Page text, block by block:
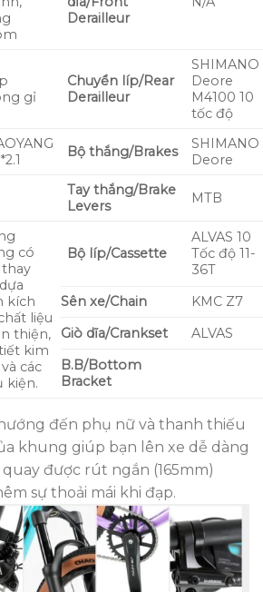
Derailleur
gỉ
Chuyển líp/Rear
Derailleur
SHIMANO
Deore
M4100 10
tốc độ
Bộ thắng/Brakes
SHIMANO
Deore
Tay thắng/Brake
Levers
MTB
có
kích
liệu
thiện,
kim
các
kiện.
Bộ líp/Cassette
ALVAS 10
Tốc độ 11-
36T
Sên xe/Chain
KMC Z7
Giò dĩa/Crankset
ALVAS
B.B/Bottom
Bracket
đến phụ nữ và thanh thiếu
khung giúp bạn lên xe dễ dàng
quay được rút ngắn (165mm)
sự thoải mái khi đạp.